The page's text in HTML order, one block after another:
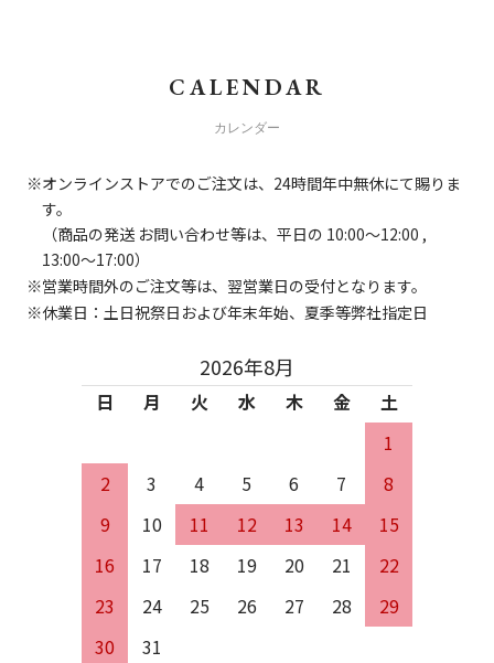
CALENDAR
カレンダー
オンラインストアでのご注文は、24時間年中無休にて賜りま
す。
（商品の発送 お問い合わせ等は、平日の 10:00～12:00 ,
13:00～17:00）
営業時間外のご注文等は、翌営業日の受付となります。
休業日：土日祝祭日および年末年始、夏季等弊社指定日
2026年8月
日 月 火 水 木 金
土
1
2
3 4 5 6 7
8
9
10 11 12 13 14
15
16
17 18 19 20 21
22
23
24 25 26 27 28
29
30
31